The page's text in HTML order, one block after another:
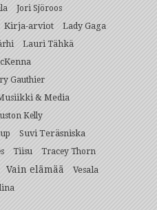
Jori Sjöroos
Kirja-arviot Lady Gaga
Lauri Tähkä
Gauthier
& Media
Kelly
Suvi Teräsniska
Tiisu
Tracey Thorn
Vain elämää Vesala